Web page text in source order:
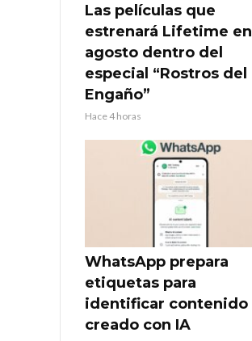
Las películas que
estrenará Lifetime en
agosto dentro del
especial “Rostros del
Engaño”
Hace 4 horas
WhatsApp prepara
etiquetas para
identificar contenido
creado con IA